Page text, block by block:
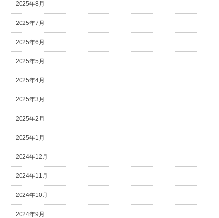
2025年8月
2025年7月
2025年6月
2025年5月
2025年4月
2025年3月
2025年2月
2025年1月
2024年12月
2024年11月
2024年10月
2024年9月